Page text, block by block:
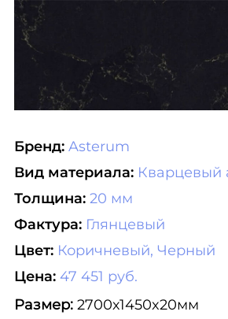
Бренд: Asterum
Вид материала: Кварцевый
Толщина: 20 мм
Фактура: Глянцевый
Цвет: Коричневый, Черный
Цена: 47 451 руб.
Размер: 2700х1450x20мм